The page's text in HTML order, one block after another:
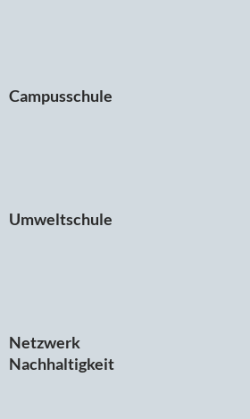
Campusschule
Umweltschule
Netzwerk
Nachhaltigkeit